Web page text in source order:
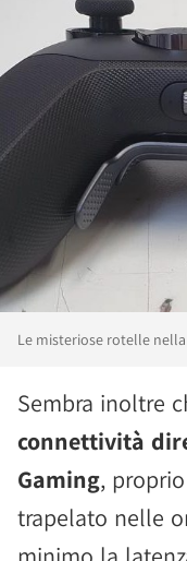
Le misteriose rotelle
Sembra inoltre
connettività
Gaming,
trapelato nelle